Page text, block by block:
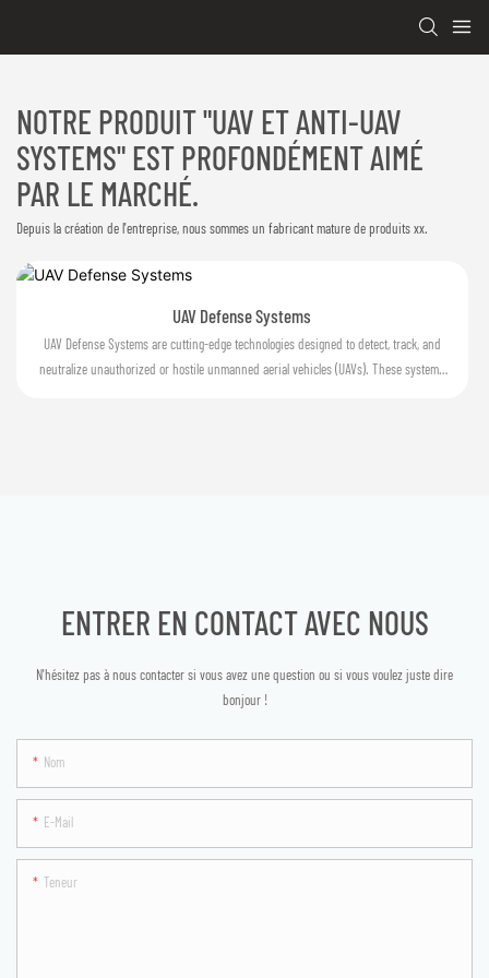
NOTRE PRODUIT "UAV ET ANTI-UAV
SYSTEMS" EST PROFONDÉMENT AIMÉ
PAR LE MARCHÉ.
Depuis la création de l'entreprise, nous sommes un fabricant mature de produits xx.
UAV Defense Systems
UAV Defense Systems are cutting-edge technologies designed to detect, track, and
neutralize unauthorized or hostile unmanned aerial vehicles (UAVs). These systems
ENTRER EN CONTACT AVEC NOUS
N'hésitez pas à nous contacter si vous avez une question ou si vous voulez juste dire
bonjour !
Nom
E-Mail
Teneur